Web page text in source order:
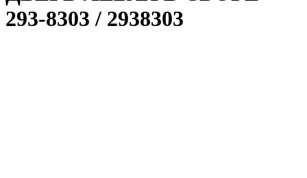
293-8303 / 2938303